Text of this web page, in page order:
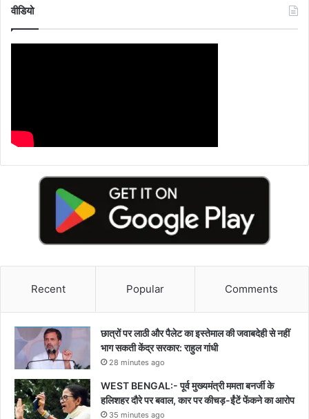
वीडियो
Recent Popular Comments
छात्रों पर लाठी और पैलेट का इस्तेमाल की जवाबदेही से नहीं
भाग सकती केंद्र सरकार: राहुल गांधी
28 minutes ago
WEST BENGAL:- पूर्व मुख्यमंत्री ममता बनर्जी के
हलिशहर दौरे पर बवाल, कार पर कीचड़-ईंटें फेंकने का आरोप
35 minutes ago